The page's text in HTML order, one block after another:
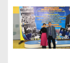
и
я
п